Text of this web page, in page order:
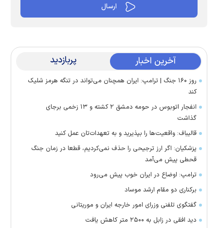
آخرین اخبار پربازدید
روز ۱۶۰ جنگ | ترامپ: ایران همچنان می‌تواند در تنگه هرمز شلیک
کند
انفجار اتوبوس در حومه دمشق ۲ کشته و ۱۳ زخمی برجای
گذاشت
قالیباف: واقعیت‌ها را بپذیرید و به تعهدات‌تان عمل کنید
پزشکیان: اگر ارز ترجیحی را حذف نمی‌کردیم، قطعا در زمان جنگ
قحطی پیش می‌آمد
ترامپ: اوضاع در ایران خوب پیش می‌رود
برکناری دو مقام ارشد موساد
گفتگوی تلفنی وزرای امور خارجه ایران و موریتانی
دید افقی در زابل به ۲۵۰۰ متر کاهش یافت